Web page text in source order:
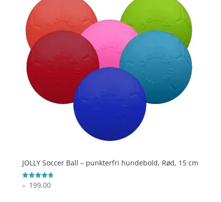
JOLLY Soccer Ball – punkterfri hundebold, Rød, 15 cm
Vurderet
4.7
kr.199,00